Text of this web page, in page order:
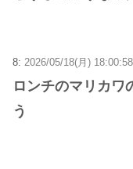
8: 2026/05/18(月)
ロンチのマリカワ
う